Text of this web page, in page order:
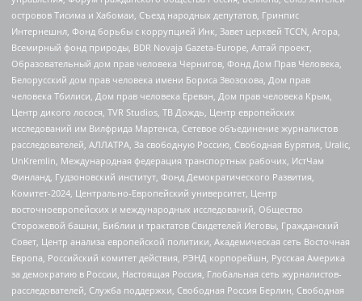
островов Тисима и Хабомаи, Съезд народных депутатов, Гринпис
Интернешнл, Фонд борьбы с коррупцией Инк, Завет церквей TCCN, Агора,
Всемирный фонд природы, BDR Novaja Gazeta-Europe, Алтай проект,
Образовательный дом прав человека Чернигов, Фонд Дом Прав Человека,
Белорусский дом прав человека имени Бориса Звозскова, Дом прав
человека Тбилиси, Дом прав человека Ереван, Дом прав человека Крым,
Центр дикого лосося, TVR Studios, ТВ Дождь, Центр европейских
исследований им Вилфрида Мартенса, Сетевое объединение журналистов
расследователей, АЛЛАТРА, За свободную Россию, Свободная Бурятия, Uralic,
UnKremlin, Международная федерация транспортных рабочих, ИстЧам
Финланд, Гудзоновский институт, Фонд Демократического Развития,
Комитет-2024, Центрально-Европейский университет, Центр
восточноевропейских и международных исследований, Общество
Сторожевой башни, Библии и трактатов Свидетелей Иеговы, Гражданский
Совет, Центр анализа европейской политики, Академическая сеть Восточная
Европа, Российский комитет действия, РЭНД корпорейшн, Русская Америка
за демократию в России, Настоящая Россия, Глобальная сеть журналистов-
расследователей, Служба поддержки, Свободная Россия Берлин, Свободная